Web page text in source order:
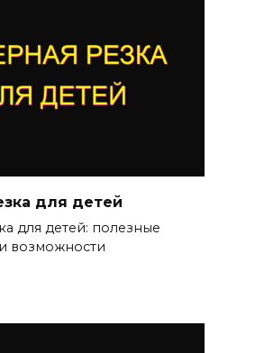
для детей
для детей: полезные
возможности